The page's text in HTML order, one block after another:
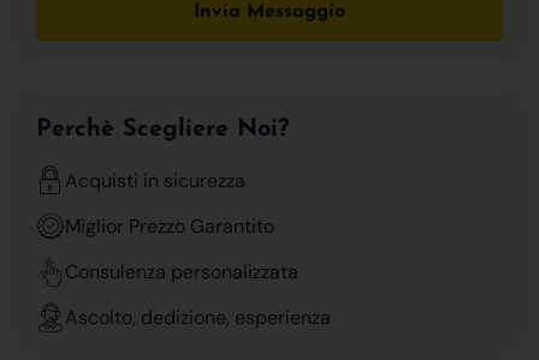
Invia Messaggio
Perchè Scegliere Noi?
Acquisti in sicurezza
Miglior Prezzo Garantito
Consulenza personalizzata
Ascolto, dedizione, esperienza